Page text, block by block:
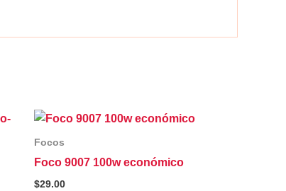
Focos
Foco 9007 100w económico
$29.00